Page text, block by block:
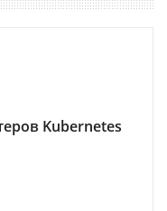
Kubernetes